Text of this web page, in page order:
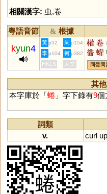
相關漢字: 虫,卷
粵語音節 & 根據
kyun4
黃 p52 周 p154 權 卷
齤 蠸
李 p104 何 p382
HKLS 人文 同聲同
其
本字庫於「蜷」字下錄有9個
詞類
v.
curl up